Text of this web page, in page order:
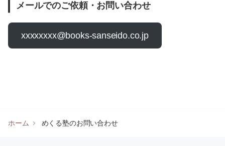
メールでのご依頼・お問い合わせ
xxxxxxxx@books-sanseido.co.jp
ホーム めくる塾のお問い合わせ